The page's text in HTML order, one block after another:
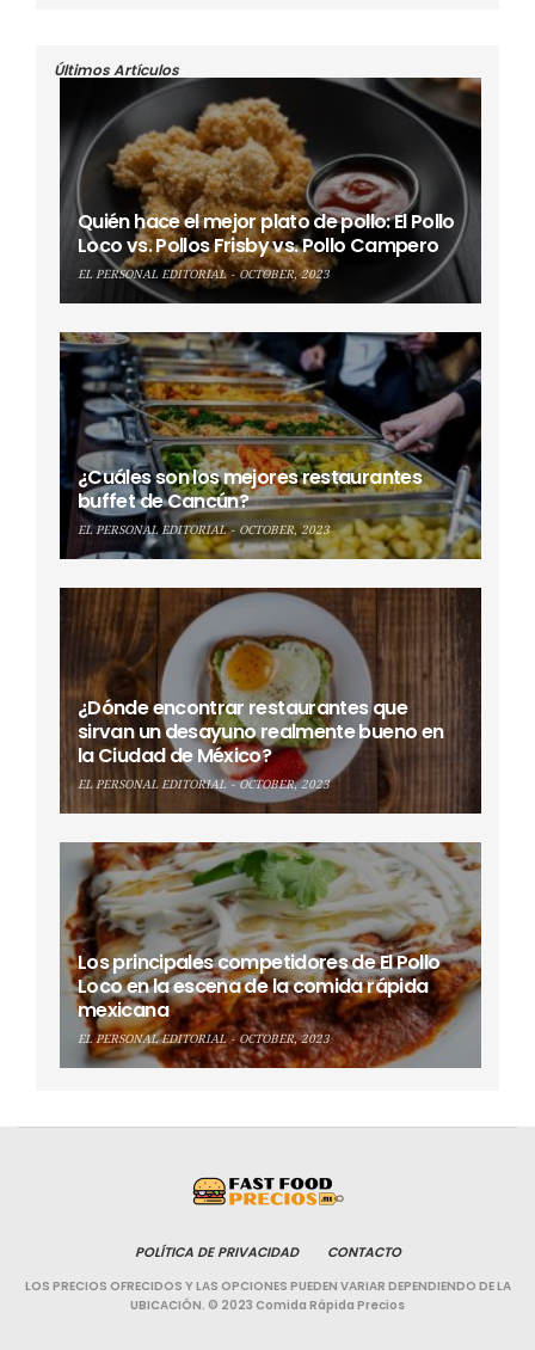
Últimos Artículos
Quién hace el mejor plato de pollo: El Pollo
Loco vs. Pollos Frisby vs. Pollo Campero
EL PERSONAL EDITORIAL OCTOBER, 2023
¿Cuáles son los mejores restaurantes
buffet de Cancún?
EL PERSONAL EDITORIAL OCTOBER, 2023
¿Dónde encontrar restaurantes que
sirvan un desayuno realmente bueno en
la Ciudad de México?
EL PERSONAL EDITORIAL OCTOBER, 2023
Los principales competidores de El Pollo
Loco en la escena de la comida rápida
mexicana
EL PERSONAL EDITORIAL OCTOBER, 2023
POLÍTICA DE PRIVACIDAD CONTACTO
LOS PRECIOS OFRECIDOS Y LAS OPCIONES PUEDEN VARIAR DEPENDIENDO DE LA
UBICACIÓN. © 2023 Comida Rápida Precios